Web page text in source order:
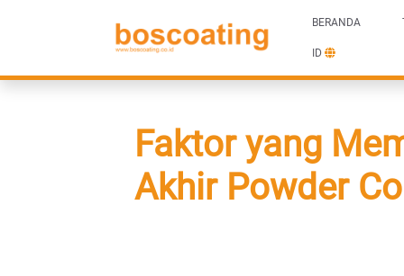
BERANDA
ID
Faktor yang
Akhir Powder